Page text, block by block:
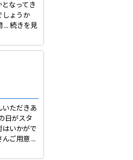
なってき
しょうか
...続きを見
ただきあ
日がスタ
いかがで
ご用意 ...